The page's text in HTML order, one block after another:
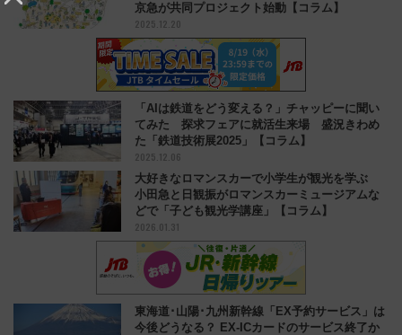
京急が共同プロジェクト始動【コラム】
2025.12.20
「AIは鉄道をどう変える？」チャッピーに聞い
てみた 探求フェアに就活生来場 盛況きわめ
た「鉄道技術展2025」【コラム】
2025.12.06
大好きなロマンスカーで小学生が観光を学ぶ
小田急と日観振がロマンスカーミュージアムな
どで「子ども観光学講座」【コラム】
2026.01.31
東海道･山陽･九州新幹線「EX予約サービス」は
今後どうなる？ EX-ICカードのサービス終了か